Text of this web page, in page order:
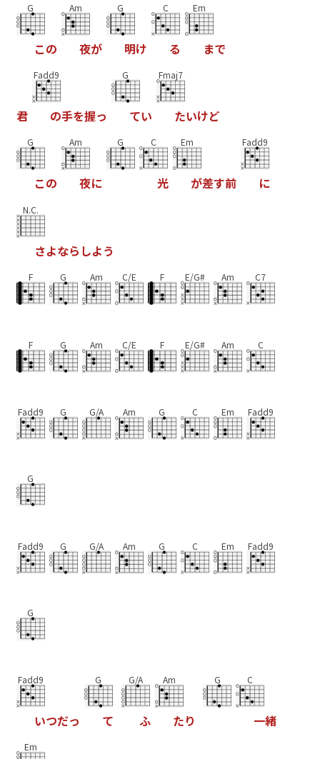
G
この
Am
夜が
G
明け
C
る
Em
まで
君
Fadd9
の手を握っ
G
てい
Fmaj7
たいけど
G
この
Am
夜に
G C
光
Em
が差す前
Fadd9
に
N.C.
さよなら しよう
F G Am C/E F E/G# Am C7
F G Am C/E F E/G# Am C
Fadd9 G G/A Am G C Em Fadd9
G
Fadd9 G G/A Am G C Em Fadd9
G
Fadd9
いつだっ
G
て
G/A
ふ
Am
たり
G C
一緒
Em